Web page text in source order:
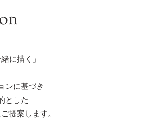
に描く」
ンに基づき
とした
提案します。